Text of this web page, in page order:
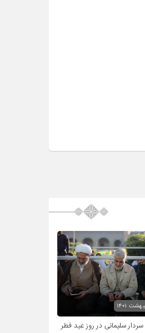
سلیمانی در روز عید فطر